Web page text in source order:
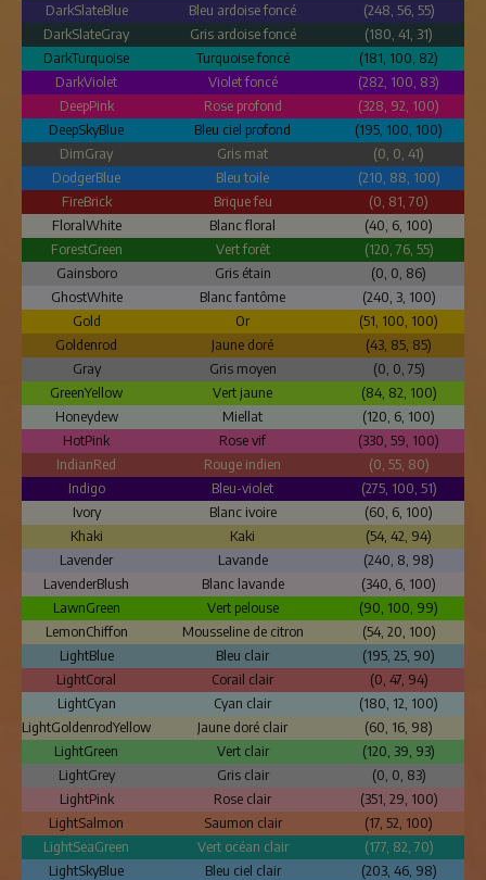
DarkSlateBlue
Bleu ardoise foncé
(248, 56, 55)
DarkSlateGray
Gris ardoise foncé
(180, 41, 31)
DarkTurquoise
Turquoise foncé
(181, 100, 82)
DarkViolet
Violet foncé
(282, 100, 83)
DeepPink
Rose profond
(328, 92, 100)
DeepSkyBlue
Bleu ciel profond
(195, 100, 100)
DimGray
Gris mat
(0, 0, 41)
DodgerBlue
Bleu toile
(210, 88, 100)
FireBrick
Brique feu
(0, 81, 70)
FloralWhite
Blanc floral
(40, 6, 100)
ForestGreen
Vert forêt
(120, 76, 55)
Gainsboro
Gris étain
(0, 0, 86)
GhostWhite
Blanc fantôme
(240, 3, 100)
Gold
Or
(51, 100, 100)
Goldenrod
Jaune doré
(43, 85, 85)
Gray
Gris moyen
(0, 0, 75)
GreenYellow
Vert jaune
(84, 82, 100)
Honeydew
Miellat
(120, 6, 100)
HotPink
Rose vif
(330, 59, 100)
IndianRed
Rouge indien
(0, 55, 80)
Indigo
Bleu-violet
(275, 100, 51)
Ivory
Blanc ivoire
(60, 6, 100)
Khaki
Kaki
(54, 42, 94)
Lavender
Lavande
(240, 8, 98)
LavenderBlush
Blanc lavande
(340, 6, 100)
LawnGreen
Vert pelouse
(90, 100, 99)
LemonChiffon
Mousseline de citron
(54, 20, 100)
LightBlue
Bleu clair
(195, 25, 90)
LightCoral
Corail clair
(0, 47, 94)
LightCyan
Cyan clair
(180, 12, 100)
LightGoldenrodYellow
Jaune doré clair
(60, 16, 98)
LightGreen
Vert clair
(120, 39, 93)
LightGrey
Gris clair
(0, 0, 83)
LightPink
Rose clair
(351, 29, 100)
LightSalmon
Saumon clair
(17, 52, 100)
LightSeaGreen
Vert océan clair
(177, 82, 70)
LightSkyBlue
Bleu ciel clair
(203, 46, 98)